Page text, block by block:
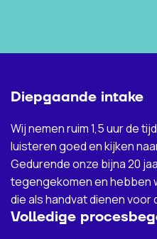
Diepgaande intake
Wij nemen ruim 1,5 uur de
luisteren goed en kijken
Gedurende onze bijna 20
tegengekomen en hebben
die als handvat dienen voor
Volledige